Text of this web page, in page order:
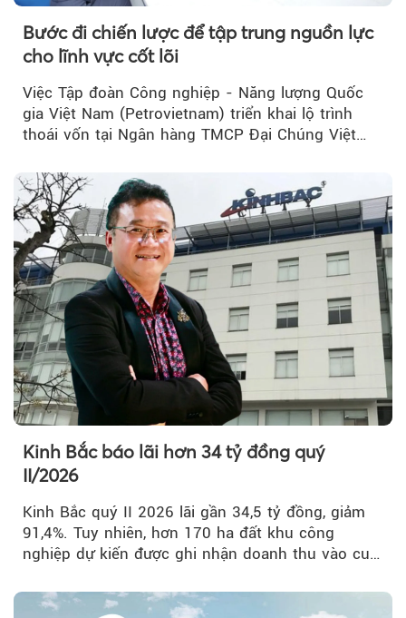
Bước đi chiến lược để tập trung nguồn lực
cho lĩnh vực cốt lõi
Việc Tập đoàn Công nghiệp - Năng lượng Quốc
gia Việt Nam (Petrovietnam) triển khai lộ trình
thoái vốn tại Ngân hàng TMCP Đại Chúng Việt
Kinh Bắc báo lãi hơn 34 tỷ đồng quý
II/2026
Kinh Bắc quý II 2026 lãi gần 34,5 tỷ đồng, giảm
91,4%. Tuy nhiên, hơn 170 ha đất khu công
nghiệp dự kiến được ghi nhận doanh thu vào cuối